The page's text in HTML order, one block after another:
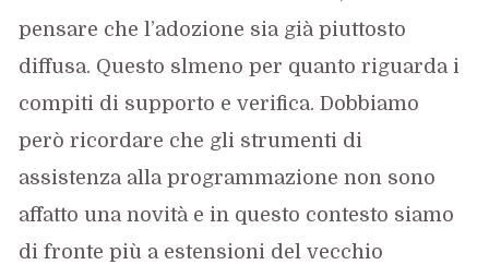
pensare che l’adozione sia già piuttosto
diffusa. Questo slmeno per quanto riguarda i
compiti di supporto e verifica. Dobbiamo
però ricordare che gli strumenti di
assistenza alla programmazione non sono
affatto una novità e in questo contesto siamo
di fronte più a estensioni del vecchio